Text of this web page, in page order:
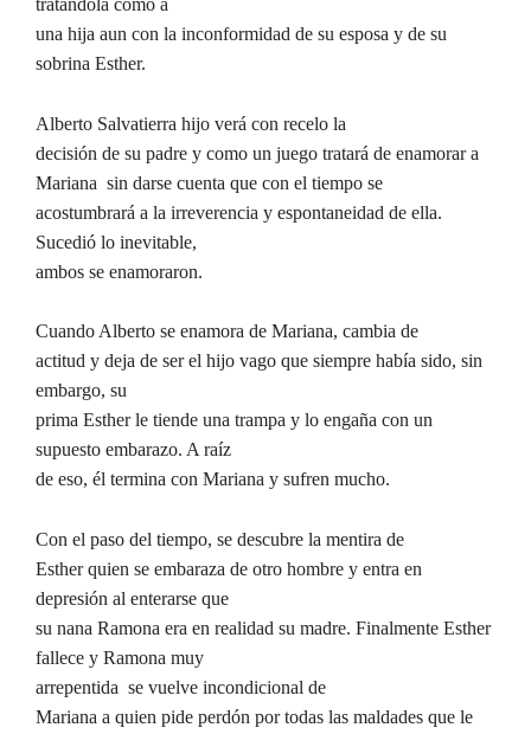
tratándola como a
una hija aun con la inconformidad de su esposa y de su
sobrina Esther.
Alberto Salvatierra hijo verá con recelo la
decisión de su padre y como un juego tratará de enamorar a
Mariana sin darse cuenta que con el tiempo se
acostumbrará a la irreverencia y espontaneidad de ella.
Sucedió lo inevitable,
ambos se enamoraron.
Cuando Alberto se enamora de Mariana, cambia de
actitud y deja de ser el hijo vago que siempre había sido, sin
embargo, su
prima Esther le tiende una trampa y lo engaña con un
supuesto embarazo. A raíz
de eso, él termina con Mariana y sufren mucho.
Con el paso del tiempo, se descubre la mentira de
Esther quien se embaraza de otro hombre y entra en
depresión al enterarse que
su nana Ramona era en realidad su madre. Finalmente Esther
fallece y Ramona muy
arrepentida se vuelve incondicional de
Mariana a quien pide perdón por todas las maldades que le